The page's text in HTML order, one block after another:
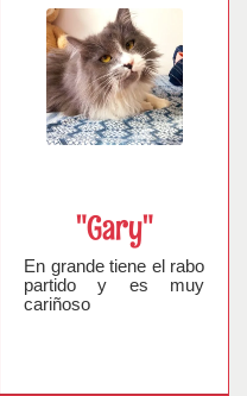
"Gary"
En grande tiene el rabo
partido y es muy
cariñoso